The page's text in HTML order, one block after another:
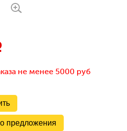
не менее 5000 руб
предложения